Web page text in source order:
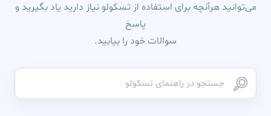
می‌توانید هرآنچه برای استفاده از تسکولو نیاز دارید یاد بگیرید و
پاسخ
سوالات خود را بیابید.